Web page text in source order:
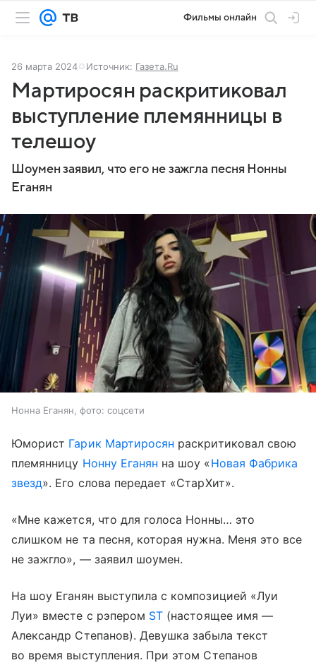
Фильмы онлайн
26 марта 2024 Источник: Газета.Ru
Мартиросян раскритиковал
выступление племянницы в
телешоу
Шоумен заявил, что его не зажгла песня Нонны
Еганян
Нонна Еганян, фото: соцсети
Юморист Гарик Мартиросян раскритиковал свою
племянницу Нонну Еганян на шоу «Новая Фабрика
звезд». Его слова передает «СтарХит».
«Мне кажется, что для голоса Нонны… это
слишком не та песня, которая нужна. Меня это все
не зажгло», — заявил шоумен.
На шоу Еганян выступила с композицией «Луи
Луи» вместе с рэпером ST (настоящее имя —
Александр Степанов). Девушка забыла текст
во время выступления. При этом Степанов